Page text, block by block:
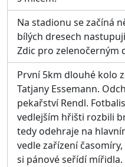
Na stadionu se začíná
bílých dresech
Zdic pro zelenočerným
První 5km dlouhé kolo
Tatjany Essemann.
pekařství Rendl.
vedlejším hřišti rozbili
tedy odehraje na
vedle zařízení
si pánové seřídí mířidla.